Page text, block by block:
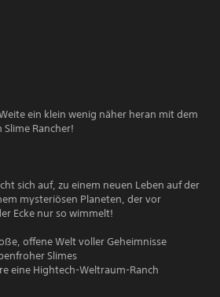
ein klein wenig näher heran mit dem
Rancher!
sich auf, zu einem neuen Leben auf der
mysteriösen Planeten, der vor
Ecke nur so wimmelt!
offene Welt voller Geheimnisse
Slimes
eine Hightech-Weltraum-Ranch